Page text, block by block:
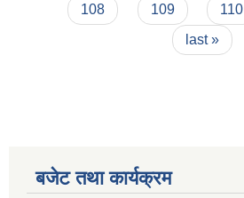
108
109 110
last »
बजेट तथा कार्यक्रम